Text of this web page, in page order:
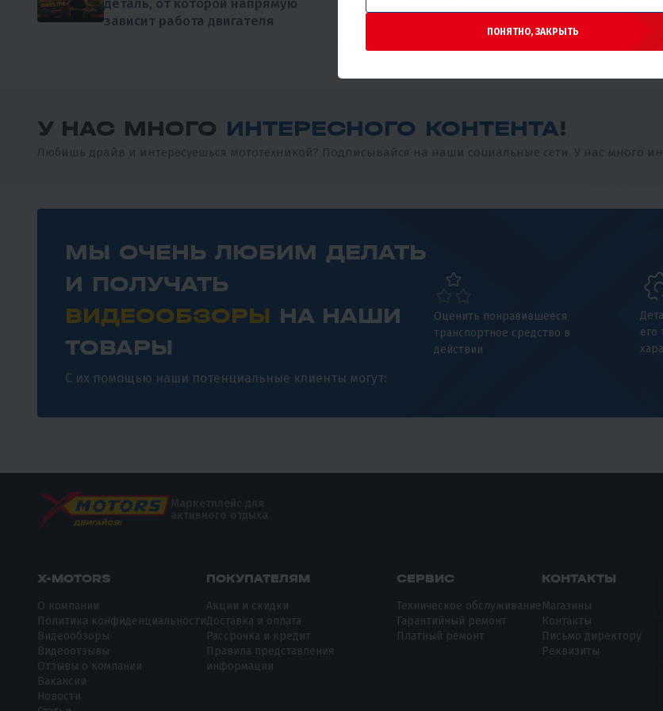
деталь, от которой напрямую
зависит работа двигателя
бензине? ⛽️ #xmotors
У НАС МНОГО ИНТЕРЕСНОГО КОНТЕНТА!
Любишь драйв и интересуешься мототехникой? Подписывайся на наши социальные сети. У нас много
МЫ ОЧЕНЬ ЛЮБИМ ДЕЛАТЬ
И ПОЛУЧАТЬ
ВИДЕООБЗОРЫ НА НАШИ
ТОВАРЫ
С их помощью наши потенциальные клиенты могут:
Оценить понравившееся
транспортное средство в
действии
его
X-MOTORS
О компании
Политика конфиденциальности
Видеообзоры
Видеоотзывы
Отзывы о компании
Вакансии
Новости
ПОКУПАТЕЛЯМ
Акции и скидки
Доставка и оплата
Рассрочка и кредит
Правила представления
информации
СЕРВИС
Техническое обслуживание
Гарантийный ремонт
Платный ремонт
КОНТАКТЫ
Магазины
Контакты
Письмо директору
Реквизиты
ПОНЯТНО, ЗАКРЫТЬ